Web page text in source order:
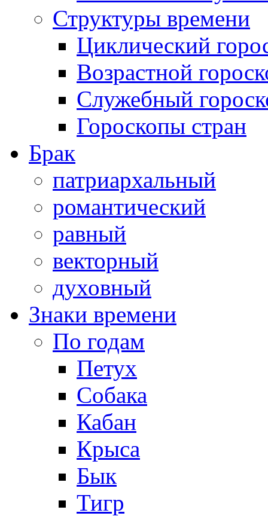
Структуры времени
Циклический
Возрастной
Служебный
Гороскопы стран
Брак
патриархальный
романтический
равный
векторный
духовный
Знаки времени
По годам
Петух
Собака
Кабан
Крыса
Бык
Тигр